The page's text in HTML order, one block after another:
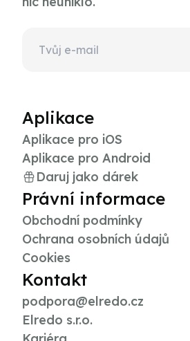
Aplikace
Aplikace pro iOS
Aplikace pro Android
Daruj jako dárek
Právní informace
Obchodní podmínky
Ochrana osobních údajů
Cookies
Kontakt
podpora@elredo.cz
Elredo s.r.o.